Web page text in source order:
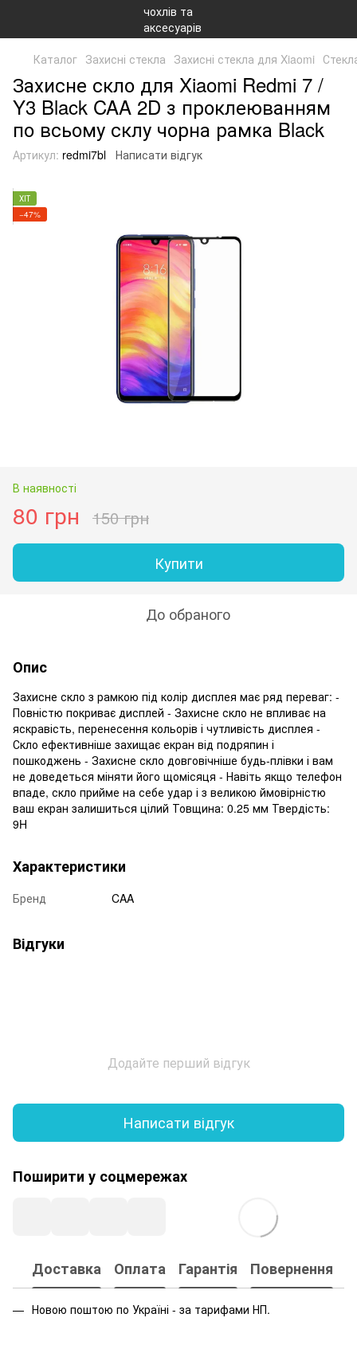
Каталог Захисні стекла Захисні стекла для Xiaomi
Захисне скло для Xiaomi Redmi 7 /
Y3 Black CAA 2D з проклеюванням
по всьому склу чорна рамка Black
Артикул: redmi7bl Написати відгук
ХІТ
−47%
В наявності
80 грн 150 грн
Купити
До обраного
Опис
Захисне скло з рамкою під колір дисплея має ряд переваг: -
Повністю покриває дисплей - Захисне скло не впливає на
яскравість, перенесення кольорів і чутливість дисплея -
Скло ефективніше захищає екран від подряпин і
пошкоджень - Захисне скло довговічніше будь-плівки і вам
не доведеться міняти його щомісяця - Навіть якщо телефон
впаде, скло прийме на себе удар і з великою ймовірністю
ваш екран залишиться цілий Товщина: 0.25 мм Твердість:
9H
Характеристики
Бренд CAA
Відгуки
Додайте перший відгук
Написати відгук
Поширити у соцмережах
Доставка Оплата Гарантія Повернення
Новою поштою по Україні - за тарифами НП.